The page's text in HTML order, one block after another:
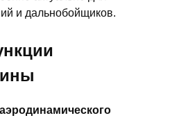
и дальнобойщиков.